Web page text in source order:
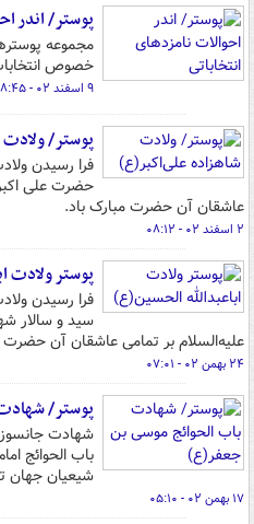
پوستر/ اندر
مجموعه
خصوص
۹ اسفند ۰۲ - ۰۸:۴۵
پوستر/ ولادت
فرا رسیدن
حضرت علی
عاشقان آن حضرت مبارک باد.
۲ اسفند ۰۲ - ۰۸:۱۲
پوستر ولادت
فرا رسیدن
سید و سالار
علیه‌السلام بر تمامی عاشقان آن حضرت
۲۴ بهمن ۰۲ - ۰۷:۰۱
پوستر/
شهادت جانسوز
باب الحوائج
شیعیان جهان
۱۷ بهمن ۰۲ - ۰۵:۱۰